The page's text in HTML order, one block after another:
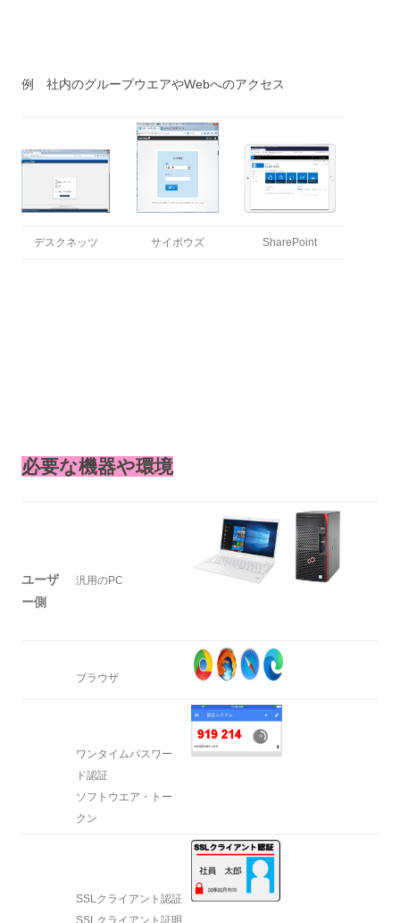
例 社内のグループウエアやWebへのアクセス
デスクネッツ サイボウズ SharePoint
必要な機器や環境
ユーザ
ー側
汎用のPC
ブラウザ
ワンタイムパスワー
ド認証
ソフトウエア・トー
クン
SSLクライアント認証
SSLクライアント証明